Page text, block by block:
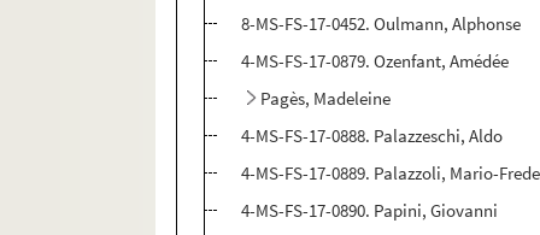
8-MS-FS-17-0452. Oulmann, Alphonse
4-MS-FS-17-0879. Ozenfant, Amédée
Pagès, Madeleine
4-MS-FS-17-0888. Palazzeschi, Aldo
4-MS-FS-17-0889. Palazzoli, Mario-
4-MS-FS-17-0890. Papini, Giovanni